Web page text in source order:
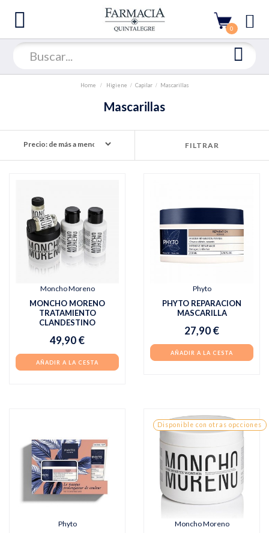
0
Home Higiene Capilar Mascarillas
Mascarillas
FILTRAR
Moncho Moreno
MONCHO MORENO
TRATAMIENTO
CLANDESTINO
49,90 €
AÑADIR A LA CESTA
Phyto
PHYTO REPARACION
MASCARILLA
27,90 €
AÑADIR A LA CESTA
Phyto
Disponible con otras opcciones
Moncho Moreno